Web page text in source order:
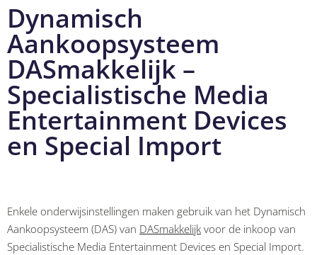
Dynamisch
Aankoopsysteem
DASmakkelijk –
Specialistische Media
Entertainment Devices
en Special Import
Enkele onderwijsinstellingen maken gebruik van het Dynamisch
Aankoopsysteem (DAS) van DASmakkelijk voor de inkoop van
Specialistische Media Entertainment Devices en Special Import.